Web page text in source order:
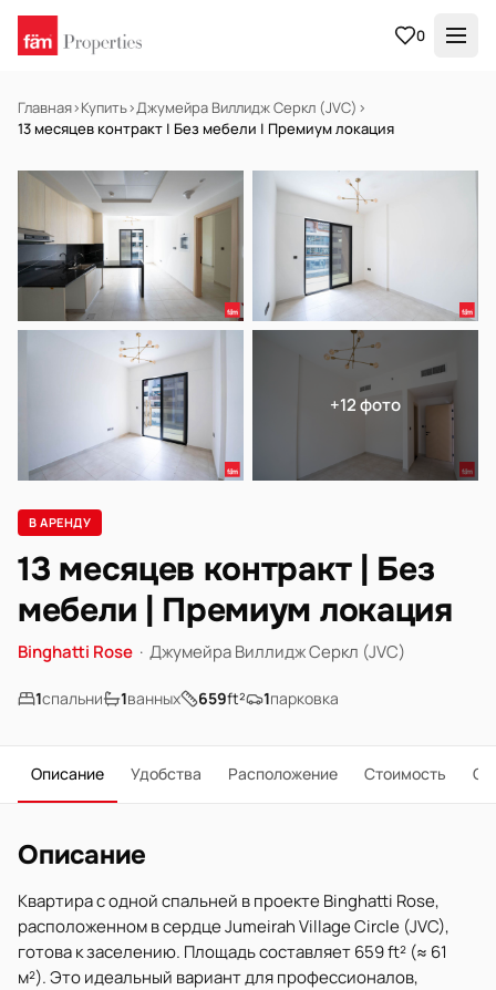
0
Главная›Купить›Джумейра Виллидж Серкл (JVC) ›
13 месяцев контракт | Без мебели | Премиум локация
В АРЕНДУ Готов к заселению
+12 фото
В АРЕНДУ
13 месяцев контракт | Без
мебели | Премиум локация
Binghatti Rose · Джумейра Виллидж Серкл (JVC)
1спальни 1ванных 659ft² 1парковка
Описание Удобства Расположение Стоимость О
Описание
Квартира с одной спальней в проекте Binghatti Rose,
расположенном в сердце Jumeirah Village Circle (JVC),
готова к заселению. Площадь составляет 659 ft² (≈ 61
м²). Это идеальный вариант для профессионалов,